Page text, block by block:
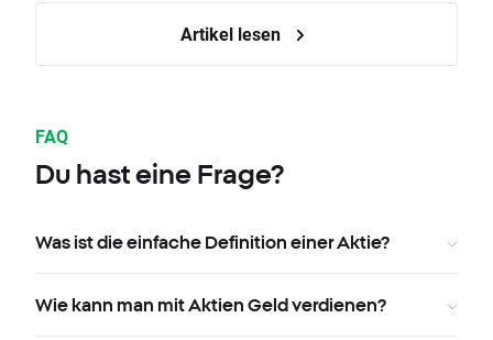
Artikel lesen
FAQ
Du hast eine Frage?
Was ist die einfache Definition einer Aktie?
Wie kann man mit Aktien Geld verdienen?